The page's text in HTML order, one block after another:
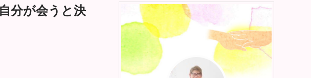
分が会うと決